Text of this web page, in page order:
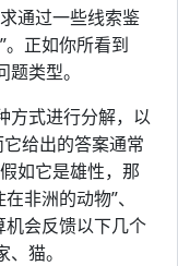
通过一些线索鉴
。正如你所看到
类型。
方式进行分解，以
给出的答案通常
如它是雄性，那
非洲的动物”、
机会反馈以下几个
猫。